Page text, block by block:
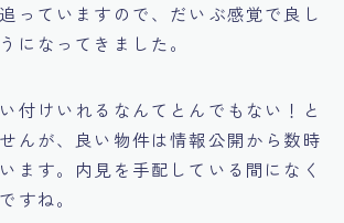
っていますので、だいぶ感覚で良し
になってきました。
付けいれるなんてとんでもない！と
んが、良い物件は情報公開から数時
ます。内見を手配している間になく
すね。